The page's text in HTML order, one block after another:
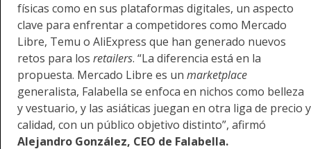
físicas como en sus plataformas digitales, un aspecto
clave para enfrentar a competidores como Mercado
Libre, Temu o AliExpress que han generado nuevos
retos para los retailers. “La diferencia está en la
propuesta. Mercado Libre es un marketplace
generalista, Falabella se enfoca en nichos como belleza
y vestuario, y las asiáticas juegan en otra liga de precio y
calidad, con un público objetivo distinto”, afirmó
Alejandro González, CEO de Falabella.